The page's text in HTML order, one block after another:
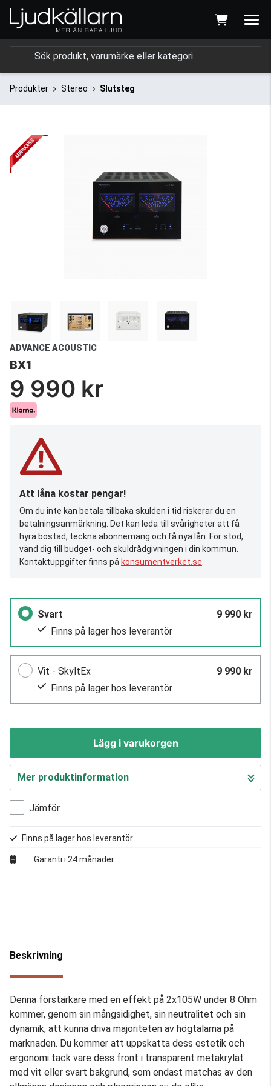
Produkter Stereo Slutsteg
ADVANCE ACOUSTIC
BX1
9 990 kr
Att låna kostar pengar!
Om du inte kan betala tillbaka skulden i tid riskerar du en
betalningsanmärkning. Det kan leda till svårigheter att få
hyra bostad, teckna abonnemang och få nya lån. För stöd,
vänd dig till budget- och skuldrådgivningen i din kommun.
Kontaktuppgifter finns på konsumentverket.se
Svart
9 990 kr
Finns på lager hos leverantör
Vit - SkyltEx
9 990 kr
Finns på lager hos leverantör
Lägg i varukorgen
Gå till kassan
Mer produktinformation
Jämför
Finns på lager hos leverantör
Garanti i 24 månader
Beskrivning
Denna förstärkare med en effekt på 2x105W under 8 Ohm
kommer, genom sin mångsidighet, sin neutralitet och sin
dynamik, att kunna driva majoriteten av högtalarna på
marknaden. Du kommer att uppskatta dess estetik och
ergonomi tack vare dess front i transparent metakrylat
med vit eller svart bakgrund, som endast matchas av den